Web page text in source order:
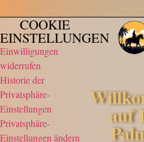
COOKIE
EINSTELLUNGEN
Einwilligungen
widerrufen
Historie der
Privatsphäre-
Einstellungen
Privatsphäre-
Einstellungen ändern
auf